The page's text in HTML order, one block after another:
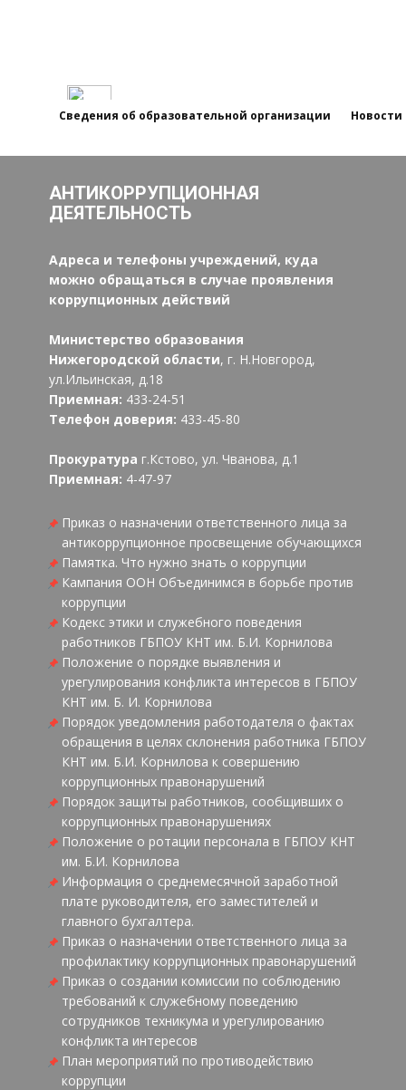
Сведения об образовательной организации Новости
АНТИКОРРУПЦИОННАЯ
ДЕЯТЕЛЬНОСТЬ
Адреса и телефоны учреждений, куда
можно обращаться в случае проявления
коррупционных действий
Министерство образования
Нижегородской области, г. Н.Новгород,
ул.Ильинская, д.18
Приемная: 433-24-51
Телефон доверия: 433-45-80
Прокуратура г.Кстово, ул. Чванова, д.1
Приемная: 4-47-97
Приказ о назначении ответственного лица за
антикоррупционное просвещение обучающихся
Памятка. Что нужно знать о коррупции
Кампания ООН Объединимся в борьбе против
коррупции
Кодекс этики и служебного поведения
работников ГБПОУ КНТ им. Б.И. Корнилова
Положение о порядке выявления и
урегулирования конфликта интересов в ГБПОУ
КНТ им. Б. И. Корнилова
Порядок уведомления работодателя о фактах
обращения в целях склонения работника ГБПОУ
КНТ им. Б.И. Корнилова к совершению
коррупционных правонарушений
Порядок защиты работников, сообщивших о
коррупционных правонарушениях
Положение о ротации персонала в ГБПОУ КНТ
им. Б.И. Корнилова
Информация о среднемесячной заработной
плате руководителя, его заместителей и
главного бухгалтера.
Приказ о назначении ответственного лица за
профилактику коррупционных правонарушений
Приказ о создании комиссии по соблюдению
требований к служебному поведению
сотрудников техникума и урегулированию
конфликта интересов
План мероприятий по противодействию
коррупции